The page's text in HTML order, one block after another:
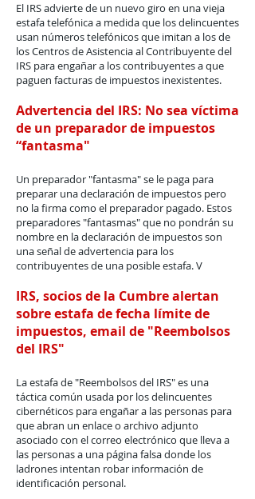
El IRS advierte de un nuevo giro en una vieja
estafa telefónica a medida que los delincuentes
usan números telefónicos que imitan a los de
los Centros de Asistencia al Contribuyente del
IRS para engañar a los contribuyentes a que
paguen facturas de impuestos inexistentes.
Advertencia del IRS: No sea víctima
de un preparador de impuestos
“fantasma"
Un preparador "fantasma" se le paga para
preparar una declaración de impuestos pero
no la firma como el preparador pagado. Estos
preparadores "fantasmas" que no pondrán su
nombre en la declaración de impuestos son
una señal de advertencia para los
contribuyentes de una posible estafa. V
IRS, socios de la Cumbre alertan
sobre estafa de fecha límite de
impuestos, email de "Reembolsos
del IRS"
La estafa de "Reembolsos del IRS" es una
táctica común usada por los delincuentes
cibernéticos para engañar a las personas para
que abran un enlace o archivo adjunto
asociado con el correo electrónico que lleva a
las personas a una página falsa donde los
ladrones intentan robar información de
identificación personal.